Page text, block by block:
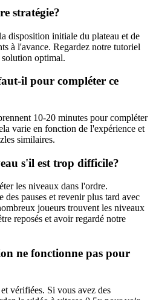
stratégie?
disposition initiale du plateau et de
à l'avance. Regardez notre tutoriel
optimal.
il pour compléter ce
10-20 minutes pour compléter
varie en fonction de l'expérience et
similaires.
s'il est trop difficile?
les niveaux dans l'ordre.
pauses et revenir plus tard avec
joueurs trouvent les niveaux
reposés et avoir regardé notre
ne fonctionne pas pour
vérifiées. Si vous avez des